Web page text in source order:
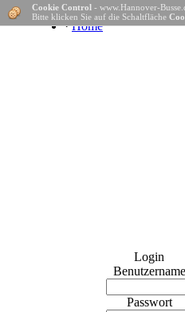
· Home
Login
Benutzername
Passwort
Cookie Control - www.Hannover-
Bitte klicken Sie auf die Schaltfläche